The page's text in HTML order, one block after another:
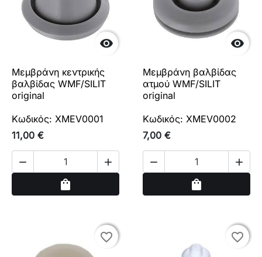

Μεμβράνη κεντρικής
βαλβίδας WMF/SILIT
original
Κωδικός: XMEV0001
11,00 €
 
shopping_bag

Μεμβράνη βαλβίδας
ατμού WMF/SILIT
original
Κωδικός: XMEV0002
7,00 €
 
shopping_bag
favorite_border
favorite_border favorite_border
favorite_border